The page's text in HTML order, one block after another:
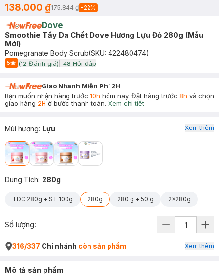
138.000 ₫175.844 ₫ -22%
Dove
Smoothie Tẩy Da Chết Dove Hương Lựu Đỏ 280g (Mẫu
Mới)
Pomegranate Body Scrub(SKU: 422480474)
5
Start Icon
(12 Đánh giá) 48 Hỏi đáp
Giao Nhanh Miễn Phí 2H
Bạn muốn nhận hàng trước 10h hôm nay. Đặt hàng trước 8h và chọn
giao hàng 2H ở bước thanh toán. Xem chi tiết
Mùi hương: Lựu
Dung Tích: 280g
TDC 280g + ST 100g 280g 280 g + 50 g 2x280g
Xem thêm
Số lượng:
316/337 Chi nhánh còn sản phẩm Xem thêm
Mô tả sản phẩm